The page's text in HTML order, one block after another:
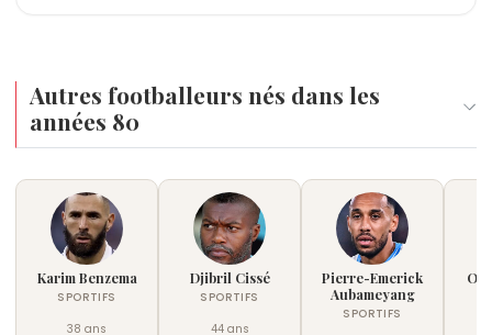
Autres footballeurs nés dans les
années 80
Karim Benzema
SPORTIFS
38 ans
Djibril Cissé
SPORTIFS
44 ans
Pierre-Emerick
Aubameyang
SPORTIFS